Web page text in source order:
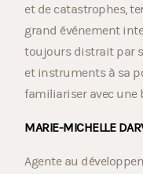
et de catastrophes,
grand événement
toujours distrait par
et instruments à sa
familiariser avec une
MARIE-MICHELLE
Agente au